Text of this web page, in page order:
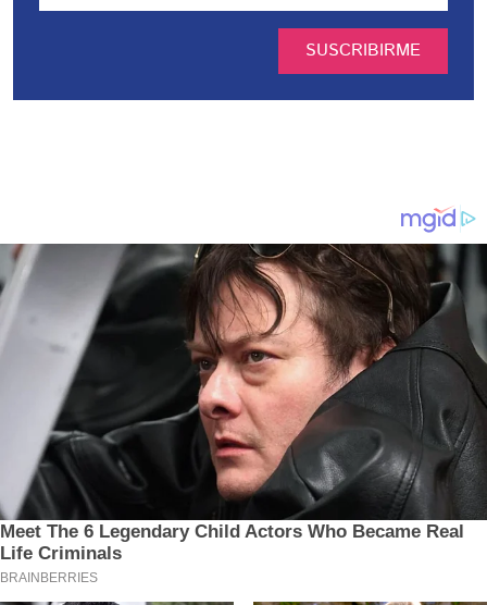
SUSCRIBIRME